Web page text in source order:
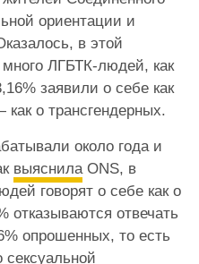
ориентации и
в этой
много ЛГБТК-людей, как
заявили о себе как
как о трансгендерных.
около года и
выяснила ONS, в
говорят о себе как о
отказываются отвечать
опрошенных, то есть